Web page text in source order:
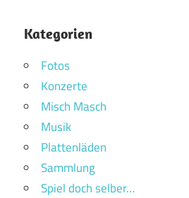
Kategorien
Fotos
Konzerte
Misch Masch
Musik
Plattenläden
Sammlung
Spiel doch selber…